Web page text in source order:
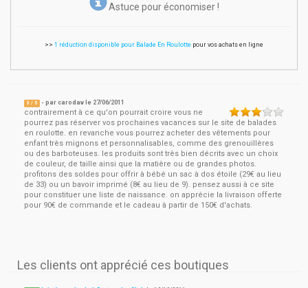
Astuce pour économiser !
>> 1 réduction disponible pour Balade En Roulotte pour vos achats en ligne
3 / 5 - parcarodav le 27/06/2011
contrairement à ce qu'on pourrait croire vous ne
pourrez pas réserver vos prochaines vacances sur le site de balades
en roulotte. en revanche vous pourrez acheter des vêtements pour
enfant très mignons et personnalisables, comme des grenouillères
ou des barboteuses. les produits sont très bien décrits avec un choix
de couleur, de taille ainsi que la matière ou de grandes photos.
profitons des soldes pour offrir à bébé un sac à dos étoile (29€ au lieu
de 33) ou un bavoir imprimé (8€ au lieu de 9). pensez aussi à ce site
pour constituer une liste de naissance. on apprécie la livraison offerte
pour 90€ de commande et le cadeau à partir de 150€ d'achats.
Les clients ont apprécié ces boutiques